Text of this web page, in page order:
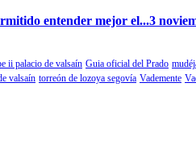
entender mejor el...3
ii palacio de valsaín Guia oficial del Prado
valsaín torreón de lozoya segovía Vademente